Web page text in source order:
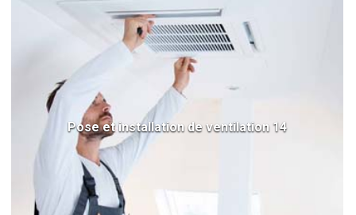
Pose et installation de ventilation 14